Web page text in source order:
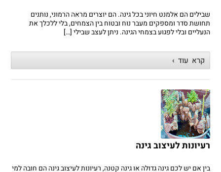
שבילים הם אלמנט חיוני בכל גינה. הם יוצרים מראה הרמוני, נותנים
תחושת סדר ומספקים מעבר נוח ובטוח בין הצמחים, בלי ללכלך את
הנעליים ובלי לפגוע בצמחי הגינה. ניתן לעצב שבילי […]
קרא עוד ›
רעיונות לעיצוב גינה
בין אם יש לכם גינה גדולה או גינה קטנה, רעיונות לעיצוב גינה הם חובה למי